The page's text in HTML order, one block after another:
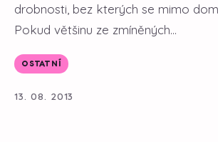
drobnosti, bez kterých se mimo
Pokud většinu ze zmíněných...
OSTATNÍ
13. 08. 2013